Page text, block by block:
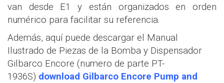
van desde E1 y están organizados en orden
numérico para facilitar su referencia.
Además, aquí puede descargar el Manual
Ilustrado de Piezas de la Bomba y Dispensador
Gilbarco Encore (numero de parte PT-
1936S) download Gilbarco Encore Pump and